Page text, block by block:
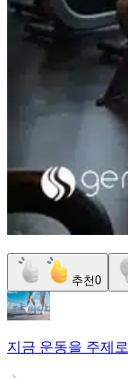
추천0
지금 운동을 주제로